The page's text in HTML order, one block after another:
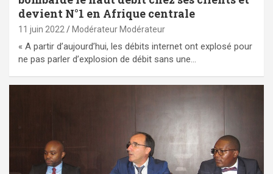
devient N°1 en Afrique centrale
11 juin 2022 Modérateur Modérateur
« A partir d’aujourd’hui, les débits internet ont explosé pour
ne pas parler d’explosion de débit sans une…